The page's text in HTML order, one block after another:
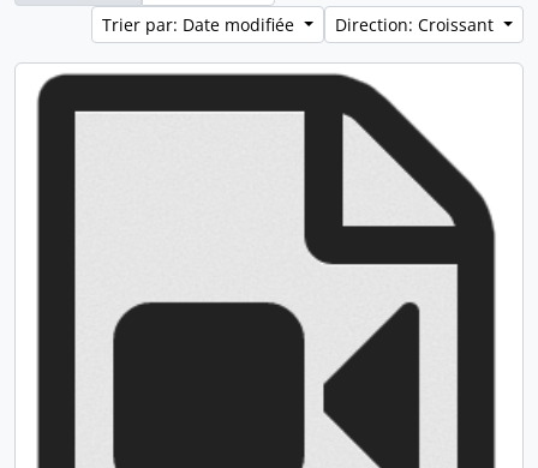
Trier par: Date modifiée
Direction: Croissant